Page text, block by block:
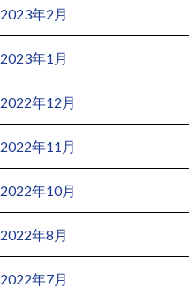
2023年2月
2023年1月
2022年12月
2022年11月
2022年10月
2022年8月
2022年7月